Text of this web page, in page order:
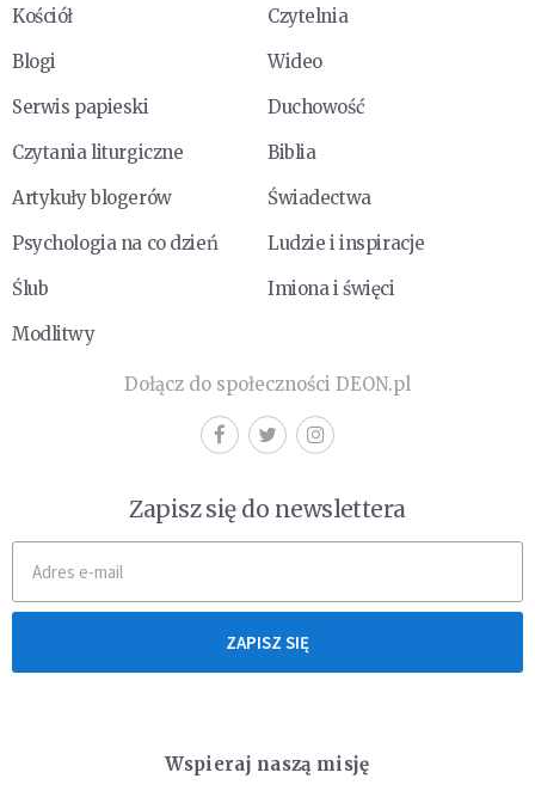
Kościół
Czytelnia
Blogi
Wideo
Serwis papieski
Duchowość
Czytania liturgiczne
Biblia
Artykuły blogerów
Świadectwa
Psychologia na co dzień
Ludzie i inspiracje
Ślub
Imiona i święci
Modlitwy
Dołącz do społeczności DEON.pl
Zapisz się do newslettera
ZAPISZ SIĘ
Wspieraj naszą misję